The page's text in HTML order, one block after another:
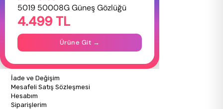
HAKKIMIZDA
Hakkımızda
Gizlilik Politikası
İletişim
ALIŞVERİŞ BİLGİLERİ
İade ve Değişim
Mesafeli Satış Sözleşmesi
Hesabım
Siparişlerim
5019 50008G Güneş Gözlüğü
4.499 TL
Ürüne Git →